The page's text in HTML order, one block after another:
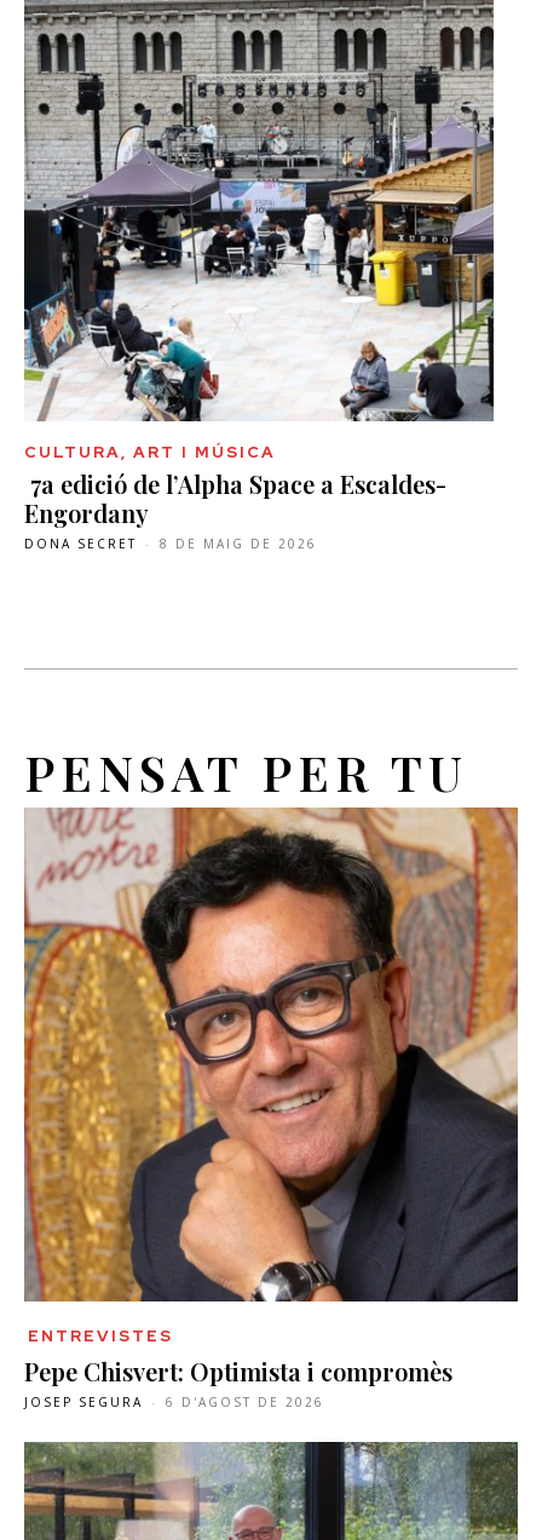
CULTURA, ART I MÚSICA
7a edició de l’Alpha Space a Escaldes-
Engordany
DONA SECRET - 8 DE MAIG DE 2026
PENSAT PER TU
ENTREVISTES
Pepe Chisvert: Optimista i compromès
JOSEP SEGURA - 6 D'AGOST DE 2026